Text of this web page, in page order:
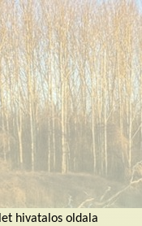
hivatalos oldala